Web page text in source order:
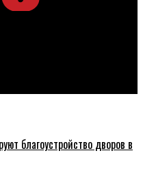
благоустройство дворов в